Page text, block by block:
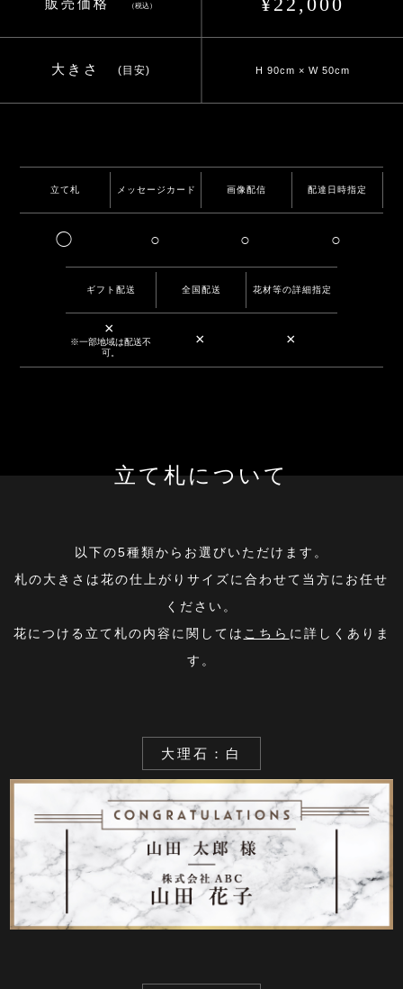
（税込）
大きさ (目安) H 90cm × W 50cm
立て札
◯
メッセージカード
○
画像配信
○
配達日時指定
○
ギフト配送
×
※一部地域は配送不
可。
全国配送
×
花材等の詳細指定
×
立て札について
以下の5種類からお選びいただけます。
札の大きさは花の仕上がりサイズに合わせて当方にお任せ
ください。
花につける立て札の内容に関しては こちら に詳しくありま
す。
大理石：白